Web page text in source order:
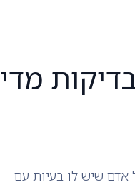
מדי
אדם שיש לו בעיות עם